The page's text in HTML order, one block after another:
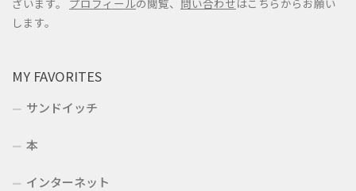
ざいます。 プロフィールの閲覧、 問い合わせはこちらからお願い
します。
MY FAVORITES
サンドイッチ
本
インターネット